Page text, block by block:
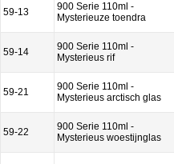
59-13
900 Serie 110ml -
Mysterieuze toendra
59-14
900 Serie 110ml -
Mysterieus rif
59-21
900 Serie 110ml -
Mysterieus arctisch glas
59-22
900 Serie 110ml -
Mysterieus woestijnglas